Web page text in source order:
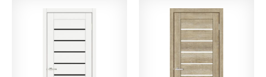
шале/ПВХ
шале/ПВХ
(+110.00 грн)